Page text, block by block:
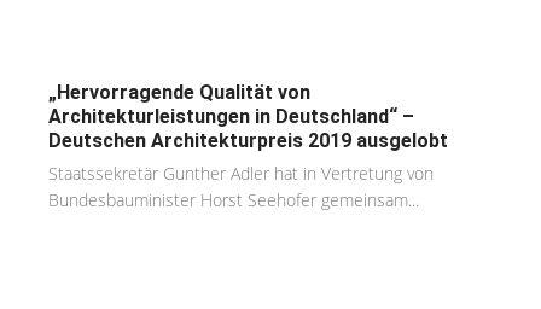
„Hervorragende Qualität von
Architekturleistungen in Deutschland“ –
Deutschen Architekturpreis 2019 ausgelobt
Staatssekretär Gunther Adler hat in Vertretung von
Bundesbauminister Horst Seehofer gemeinsam...